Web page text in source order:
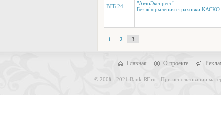
ВТБ 24
"АвтоЭкспресс"
Без оформления страховки КАСКО
1 2 3
Главная О проекте
© 2008 - 2021 Bank-RF.ru - При использовании